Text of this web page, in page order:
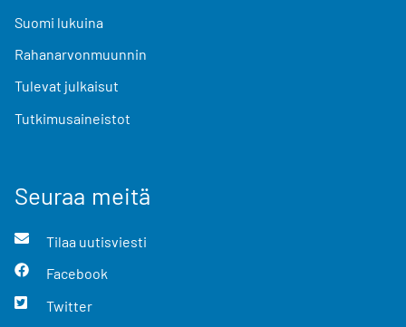
Suomi lukuina
Rahanarvonmuunnin
Tulevat julkaisut
Tutkimusaineistot
Seuraa meitä
Tilaa uutisviesti
Facebook
Twitter